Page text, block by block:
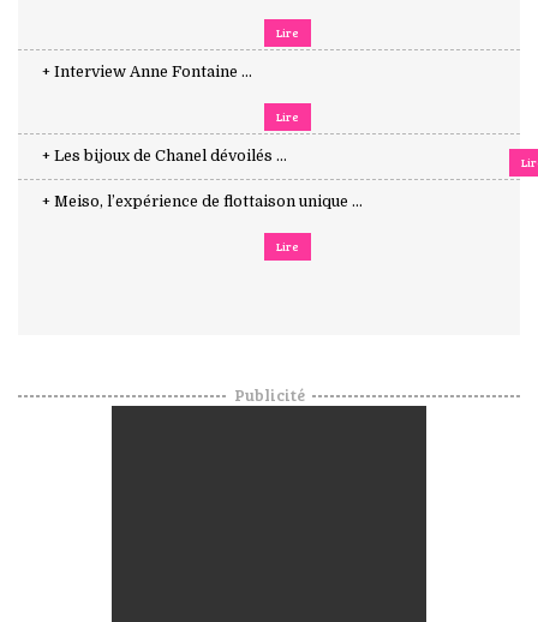
Lire
+ Interview Anne Fontaine ...
Lire
+ Les bijoux de Chanel dévoilés ...
+ Meiso, l’expérience de flottaison unique ...
Lire
Publicité